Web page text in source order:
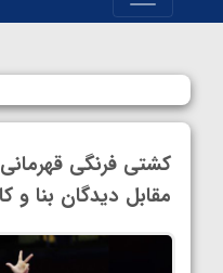
کشتی فرنگی
مقابل دیدگان بنا و